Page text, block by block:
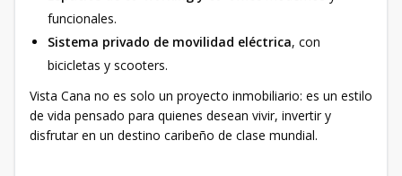
funcionales.
Sistema privado de movilidad eléctrica, con
bicicletas y scooters.
Vista Cana no es solo un proyecto inmobiliario: es un estilo
de vida pensado para quienes desean vivir, invertir y
disfrutar en un destino caribeño de clase mundial.